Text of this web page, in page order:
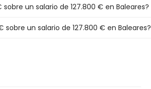
un salario de 127.800 € en Baleares?
un salario de 127.800 € en Baleares?